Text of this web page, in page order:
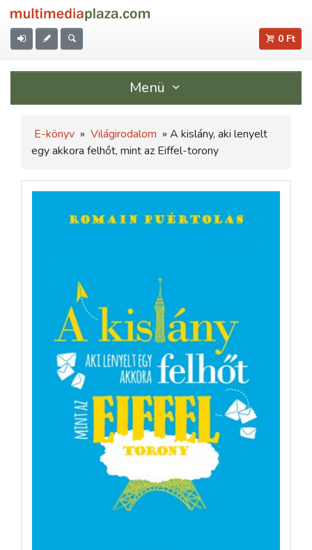
0 Ft
Menü
E-könyv » Világirodalom » A kislány, aki lenyelt
egy akkora felhőt, mint az Eiffel-torony